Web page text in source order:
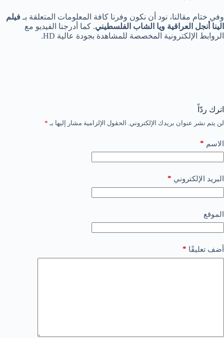
وفي ختام مقالنا، نود أن نكون وفرنا كافة المعلومات المتعلقة بـ فيلم
الينا أنجل العراقية ويا الشاب الفلسطيني. كما أدرجنا الفيديو مع
الروابط الإلكترونية المخصصة للمشاهدة بجودة عالية HD.
اترك ردّاً
لن يتم نشر عنوان بريدك الإلكتروني. الحقول الإلزامية مشار إليها بـ *
الاسم *
البريد الإلكتروني *
الموقع
أضف تعليقًا *